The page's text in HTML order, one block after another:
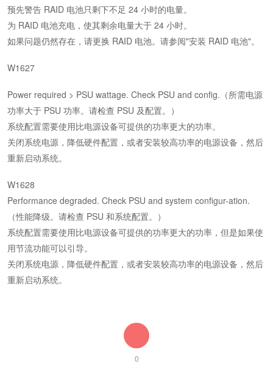
预先警告 RAID 电池只剩下不足 24 小时的电量。
为 RAID 电池充电，使其剩余电量大于 24 小时。
如果问题仍然存在，请更换 RAID 电池。请参阅"安装 RAID 电池"。
W1627
Power required > PSU wattage. Check PSU and config.（所需电源
功率大于 PSU 功率。请检查 PSU 及配置。）
系统配置需要使用比电源设备可提供的功率更大的功率。
关闭系统电源，降低硬件配置，或者安装较高功率的电源设备，然后
重新启动系统。
W1628
Performance degraded. Check PSU and system configur-ation.
（性能降级。请检查 PSU 和系统配置。）
系统配置需要使用比电源设备可提供的功率更大的功率，但是如果使
用节流功能可以引导。
关闭系统电源，降低硬件配置，或者安装较高功率的电源设备，然后
重新启动系统。
0